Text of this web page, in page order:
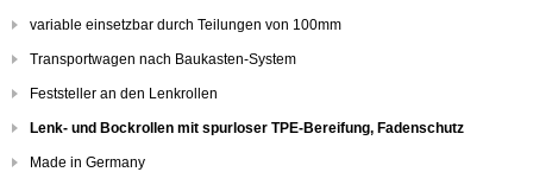
variable einsetzbar durch Teilungen von 100mm
Transportwagen nach Baukasten-System
Feststeller an den Lenkrollen
Lenk- und Bockrollen mit spurloser TPE-Bereifung, Fadenschutz
Made in Germany